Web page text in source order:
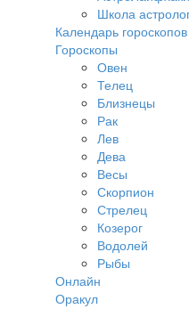
Школа
Календарь гороскопов
Гороскопы
Овен
Телец
Близнецы
Рак
Лев
Дева
Весы
Скорпион
Стрелец
Козерог
Водолей
Рыбы
Онлайн
Оракул